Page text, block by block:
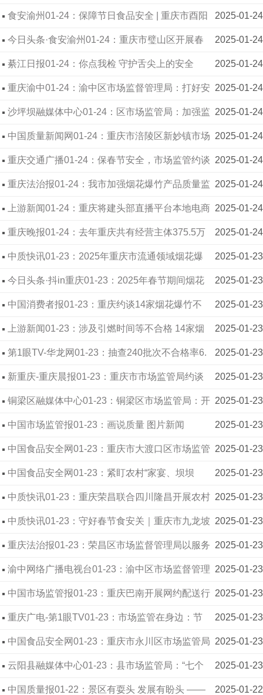
尖上的春节 2025-01-24
食安渝州01-24：保障节日食品安全 | 重庆市酉阳
县市场监督管理局开展节前安全检查 守护市民安心
过节
2025-01-24
今日头条·食安渝州01-24：重庆市璧山区开展春
节前食品安全和特种设备安全检查工作 2025-01-24
綦江日报01-24：你点我检 守护舌尖上的安全
2025-01-24
重庆渝中01-24：渝中区市场监督管理局：打好安
全检查“组合拳” 拧紧冬季取暖“安全阀” 2025-01-24
沙坪坝融媒体中心01-24：区市场监管局：加强监
督检查 护航群众过节 2025-01-24
中国质量新闻网01-24：重庆市涪陵区新妙镇市场
监管所开展烟花爆竹质量安全检查 2025-01-24
重庆交通广播01-24：保春节安全，市场监管约谈
烟花爆竹质量监督抽查不合格销售企业 2025-01-24
重庆法治报01-24：我市加强烟花爆竹产品质量监
管 约谈14家抽检不合格销售企业 2025-01-24
上游新闻01-24：重庆将建头部直播平台本地电商
主体库 开展对抖音、小红书等新模式监管 2025-01-24
重庆晚报01-24：去年重庆共有经营主体375.5万
户，位居直辖市之首 2025-01-23
中质快讯01-23：2025年重庆市流通领域烟花爆
竹产品质量约谈会召开 2025-01-23
今日头条·抖in重庆01-23：2025年春节期间烟花
爆竹产品质量监督，不合格15批次 2025-01-23
中国消费者报01-23：重庆约谈14家烟花爆竹不
合格经销商 2025-01-23
上游新闻01-23：涉及引燃时间等不合格 14家烟
花爆竹销售企业被约谈 2025-01-23
第1眼TV-华龙网01-23：抽查240批次不合格率6.
2% 重庆14家烟花爆竹销售企业被约谈 2025-01-23
新重庆-重庆晨报01-23：重庆市市场监管局约谈
烟花爆竹产品质量监督抽查不合格的14家销售企业 2025-01-23
铜梁区融媒体中心01-23：铜梁区市场监管局：开
展景区观光车检查 守护节日出行安全 2025-01-23
中国市场监管报01-23：画说质量 图片新闻
（六） 2025-01-23
中国食品安全网01-23：重庆市大渡口区市场监管
局开展食品安全检查 守护群众平安过节 2025-01-23
中国食品安全网01-23：紧盯农村“家宴、坝坝
宴”，多措并举守护“舌尖”平安——重庆市巴南区市
场监管局全力守护农村餐饮食品安全
2025-01-23
中质快讯01-23：重庆荣昌联合四川隆昌开展农村
家宴食品安全检查 2025-01-23
中质快讯01-23：守好春节食安关｜重庆市九龙坡
区开展节前食品安全专项检查 2025-01-23
重庆法治报01-23：荣昌区市场监督管理局以服务
型监管新模式 助力营商环境持续优化 2025-01-23
渝中网络广播电视台01-23：渝中区市场监督管理
局：重点巡查“靶向”监管 守护群众“舌尖上的安全” 2025-01-23
中国市场监管报01-23：重庆巴南开展网约配送行
业新春送温暖活动 2025-01-23
重庆广电-第1眼TV01-23：市场监管在身边：节
前专项排查 保障市民吃得放心 2025-01-23
中国食品安全网01-23：重庆市永川区市场监管局
开展“俄罗斯商品馆”专项检查 2025-01-23
云阳县融媒体中心01-23：县市场监管局：“七个
加强”做好春节服务保障 2025-01-22
中国质量报01-22：景区有耍头 发展有盼头 ——